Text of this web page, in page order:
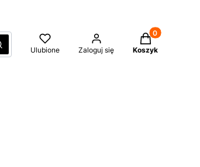
Ulubione Zaloguj się
Produkty w
Koszyk